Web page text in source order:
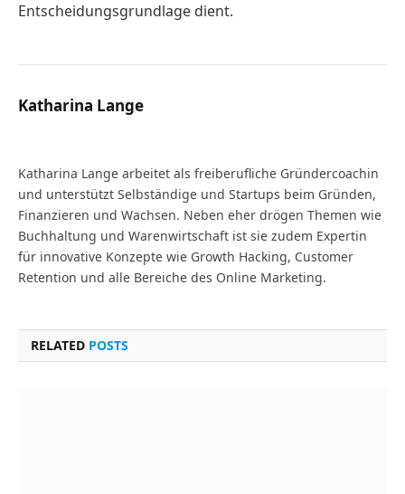
Entscheidungsgrundlage dient.
Katharina Lange
Katharina Lange arbeitet als freiberufliche Gründercoachin
und unterstützt Selbständige und Startups beim Gründen,
Finanzieren und Wachsen. Neben eher drögen Themen wie
Buchhaltung und Warenwirtschaft ist sie zudem Expertin
für innovative Konzepte wie Growth Hacking, Customer
Retention und alle Bereiche des Online Marketing.
RELATED POSTS